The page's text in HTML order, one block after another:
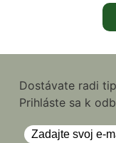
Dostávate radi
Prihláste sa k